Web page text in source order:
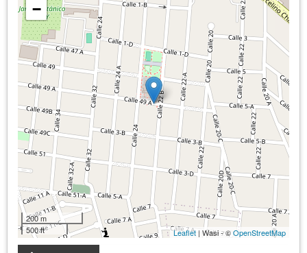
−
200 m
500 ft
Leaflet | Wasi - ©OpenStreetMap